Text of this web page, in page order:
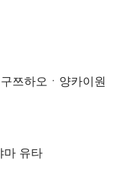
쯔하오ㆍ양카이원
마 유타